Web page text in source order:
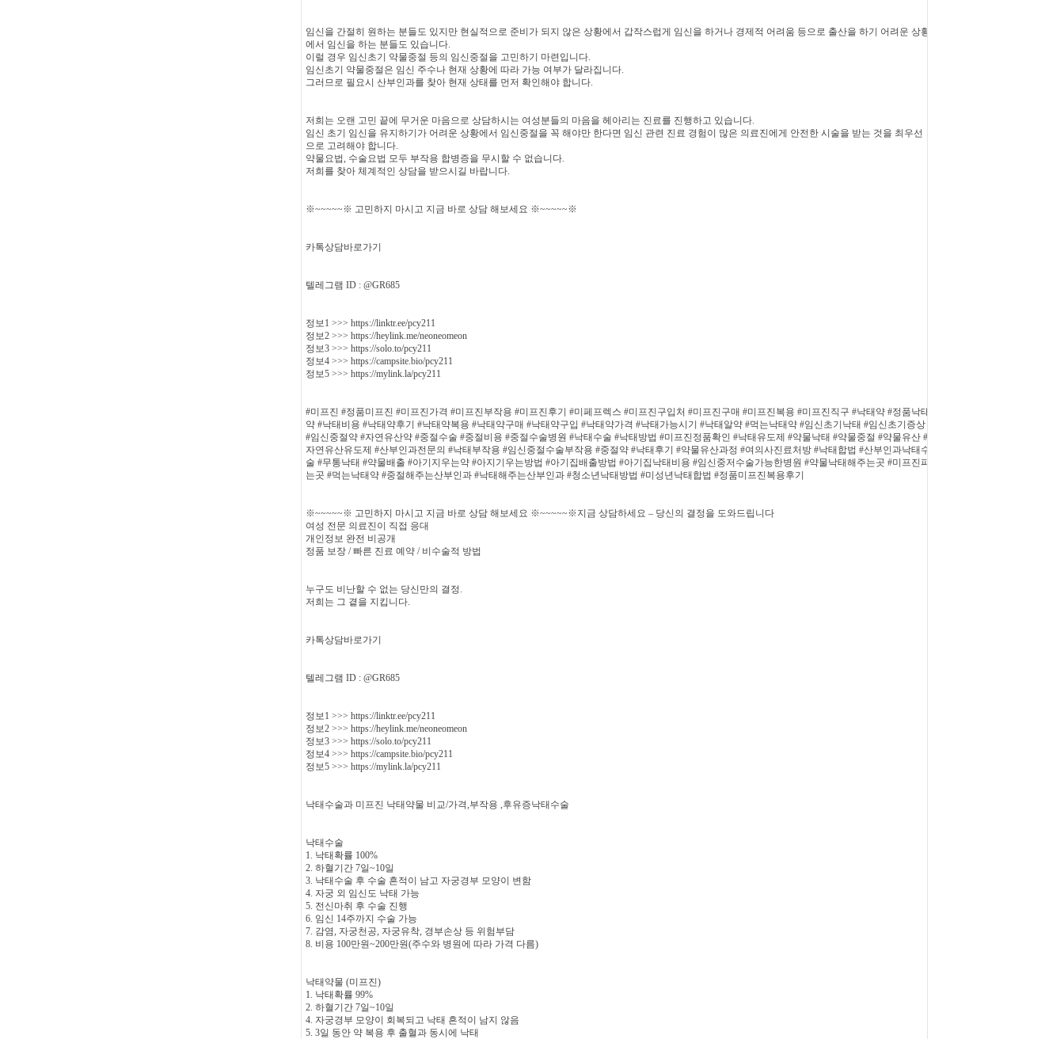
임신을 간절히 원하는 분들도 있지만 현실적으로 준비가 되지 않은 상황에서 갑작스럽게 임신을 하거나 경제적 어려움 등으로 출산을 하기 어려운 상황
에서 임신을 하는 분들도 있습니다.
이럴 경우 임신초기 약물중절 등의 임신중절을 고민하기 마련입니다.
임신초기 약물중절은 임신 주수나 현재 상황에 따라 가능 여부가 달라집니다.
그러므로 필요시 산부인과를 찾아 현재 상태를 먼저 확인해야 합니다.
저희는 오랜 고민 끝에 무거운 마음으로 상담하시는 여성분들의 마음을 헤아리는 진료를 진행하고 있습니다.
임신 초기 임신을 유지하기가 어려운 상황에서 임신중절을 꼭 해야만 한다면 임신 관련 진료 경험이 많은 의료진에게 안전한 시술을 받는 것을 최우선
으로 고려해야 합니다.
약물요법, 수술요법 모두 부작용 합병증을 무시할 수 없습니다.
저희를 찾아 체계적인 상담을 받으시길 바랍니다.
※~~~~~※ 고민하지 마시고 지금 바로 상담 해보세요 ※~~~~~※
카톡상담바로가기
텔레그램 ID : @GR685
정보1 >>> https://linktr.ee/pcy211
정보2 >>> https://heylink.me/neoneomeon
정보3 >>> https://solo.to/pcy211
정보4 >>> https://campsite.bio/pcy211
정보5 >>> https://mylink.la/pcy211
#미프진 #정품미프진 #미프진가격 #미프진부작용 #미프진후기 #미페프렉스 #미프진구입처 #미프진구매 #미프진복용 #미프진직구 #낙태약 #정품낙태
약 #낙태비용 #낙태약후기 #낙태약복용 #낙태약구매 #낙태약구입 #낙태약가격 #낙태가능시기 #낙태알약 #먹는낙태약 #임신초기낙태 #임신초기증상
#임신중절약 #자연유산약 #중절수술 #중절비용 #중절수술병원 #낙태수술 #낙태방법 #미프진정품확인 #낙태유도제 #약물낙태 #약물중절 #약물유산 #
자연유산유도제 #산부인과전문의 #낙태부작용 #임신중절수술부작용 #중절약 #낙태후기 #약물유산과정 #여의사진료처방 #낙태합법 #산부인과낙태수
술 #무통낙태 #약물배출 #아기지우는약 #아지기우는방법 #아기집배출방법 #아기집낙태비용 #임신중저수술가능한병원 #약물낙태해주는곳 #미프진파
는곳 #먹는낙태약 #중절해주는산부인과 #낙태해주는산부인과 #청소년낙태방법 #미성년낙태합법 #정품미프진복용후기
※~~~~~※ 고민하지 마시고 지금 바로 상담 해보세요 ※~~~~~※지금 상담하세요 – 당신의 결정을 도와드립니다
여성 전문 의료진이 직접 응대
개인정보 완전 비공개
정품 보장 / 빠른 진료 예약 / 비수술적 방법
누구도 비난할 수 없는 당신만의 결정.
저희는 그 곁을 지킵니다.
카톡상담바로가기
텔레그램 ID : @GR685
정보1 >>> https://linktr.ee/pcy211
정보2 >>> https://heylink.me/neoneomeon
정보3 >>> https://solo.to/pcy211
정보4 >>> https://campsite.bio/pcy211
정보5 >>> https://mylink.la/pcy211
낙태수술과 미프진 낙태약물 비교/가격,부작용 ,후유증낙태수술
낙태수술
1. 낙태확률 100%
2. 하혈기간 7일~10일
3. 낙태수술 후 수술 흔적이 남고 자궁경부 모양이 변함
4. 자궁 외 임신도 낙태 가능
5. 전신마취 후 수술 진행
6. 임신 14주까지 수술 가능
7. 감염, 자궁천공, 자궁유착, 경부손상 등 위험부담
8. 비용 100만원~200만원(주수와 병원에 따라 가격 다름)
낙태약물 (미프진)
1. 낙태확률 99%
2. 하혈기간 7일~10일
4. 자궁경부 모양이 회복되고 낙태 흔적이 남지 않음
5. 3일 동안 약 복용 후 출혈과 동시에 낙태